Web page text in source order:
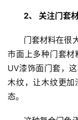
2、 关注门套
门套材料在很
市面上多种门套材
UV漆饰面门套，
木纹，让木纹更
态。